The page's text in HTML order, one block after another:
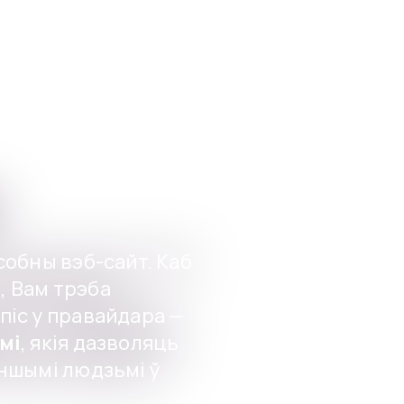
вэб-сайт. Каб
Вам трэба
у правайдара —
, якія дазволяць
людзьмі ў